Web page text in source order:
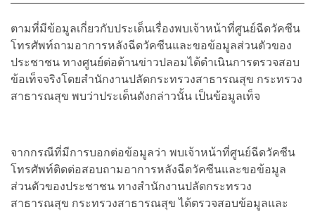
ตามที่มีข้อมูลเกี่ยวกับประเด็นเรื่องพบเจ้าหน้าที่ศูนย์ฉีดวัคซีน
โทรศัพท์ถามอาการหลังฉีดวัคซีนและขอข้อมูลส่วนตัวของ
ประชาชน ทางศูนย์ต่อต้านข่าวปลอมได้ดำเนินการตรวจสอบ
ข้อเท็จจริงโดยสำนักงานปลัดกระทรวงสาธารณสุข กระทรวง
สาธารณสุข พบว่าประเด็นดังกล่าวนั้น เป็นข้อมูลเท็จ
จากกรณีที่มีการบอกต่อข้อมูลว่า พบเจ้าหน้าที่ศูนย์ฉีดวัคซีน
โทรศัพท์ติดต่อสอบถามอาการหลังฉีดวัคซีนและขอข้อมูล
ส่วนตัวของประชาชน ทางสำนักงานปลัดกระทรวง
สาธารณสุข กระทรวงสาธารณสุข ได้ตรวจสอบข้อมูลและ